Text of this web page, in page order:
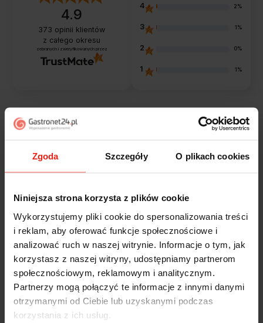
Zgoda Szczegóły O plikach cookies
Niniejsza strona korzysta z plików cookie
Wykorzystujemy pliki cookie do spersonalizowania treści
i reklam, aby oferować funkcje społecznościowe i
analizować ruch w naszej witrynie. Informacje o tym, jak
korzystasz z naszej witryny, udostępniamy partnerom
społecznościowym, reklamowym i analitycznym.
Partnerzy mogą połączyć te informacje z innymi danymi
otrzymanymi od Ciebie lub uzyskanymi podczas
korzystania z ich usług.
4.9
373 opinii klientów
z całego okresu
zebranych i zweryfikowanych przez
4 2%
3 1%
2 0%
1 1%
filtry
Jak zbieramy opinie?
5
Polecam szybko sprawnie dobrze zapakowane
Zostałem świetnie obsłużony. Brawa dla pracowników.
wczoraj
Alicja zweryfikowano
5
Jestem zaskoczona, że ta paczka dotarła do mnie tak